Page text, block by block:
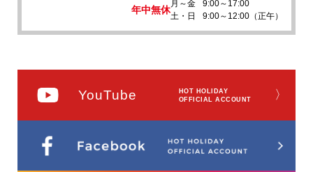
年中無休
月～金
9:00～17:00
土・日
9:00～12:00（正午）
YouTube
HOT HOLIDAY
OFFICIAL ACCOUNT
〉